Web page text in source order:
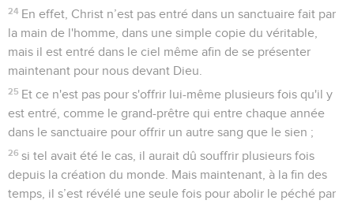
24 En effet, Christ n’est pas entré dans un sanctuaire fait par
la main de l'homme, dans une simple copie du véritable,
mais il est entré dans le ciel même afin de se présenter
maintenant pour nous devant Dieu.
25 Et ce n'est pas pour s'offrir lui-même plusieurs fois qu'il y
est entré, comme le grand-prêtre qui entre chaque année
dans le sanctuaire pour offrir un autre sang que le sien ;
26 si tel avait été le cas, il aurait dû souffrir plusieurs fois
depuis la création du monde. Mais maintenant, à la fin des
temps, il s’est révélé une seule fois pour abolir le péché par